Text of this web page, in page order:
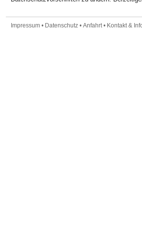
Impressum • Datenschutz • Anfahrt• Kontakt &